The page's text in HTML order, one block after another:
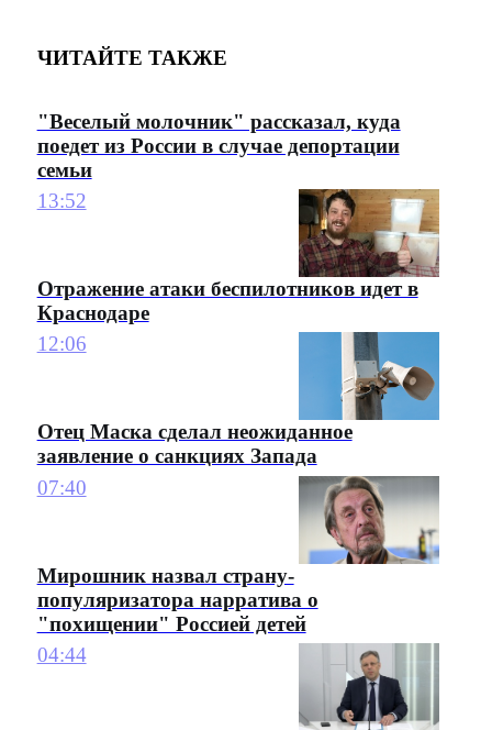
ЧИТАЙТЕ ТАКЖЕ
"Веселый молочник" рассказал, куда
поедет из России в случае депортации
семьи
13:52
Отражение атаки беспилотников идет в
Краснодаре
12:06
Отец Маска сделал неожиданное
заявление о санкциях Запада
07:40
Мирошник назвал страну-
популяризатора нарратива о
"похищении" Россией детей
04:44